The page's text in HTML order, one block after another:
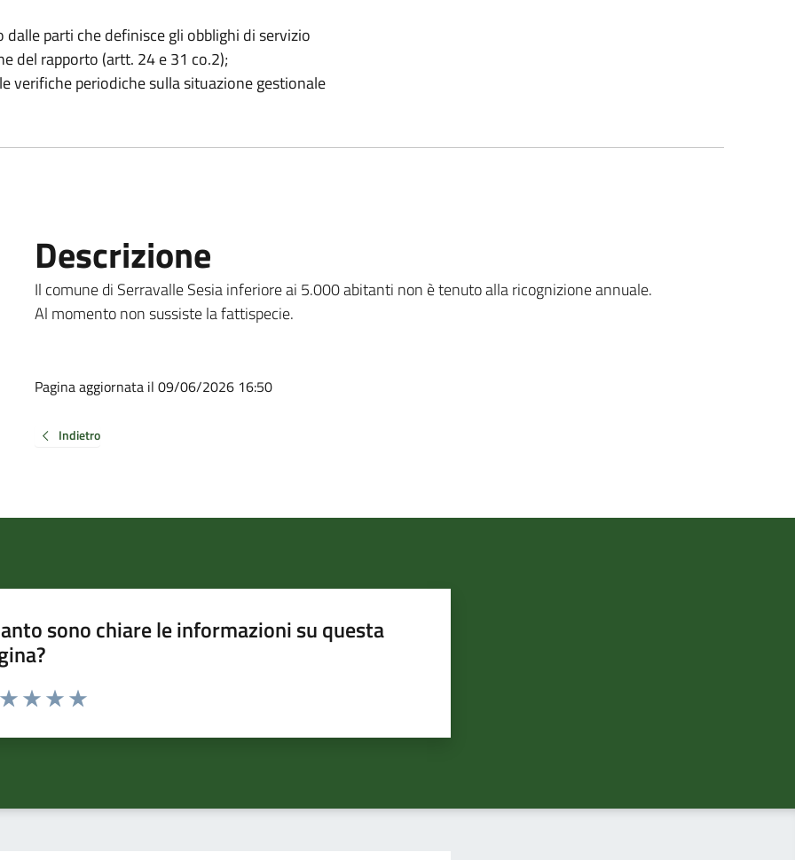
parti che definisce gli obblighi di servizio
del rapporto (artt. 24 e 31 co.2);
verifiche periodiche sulla situazione gestionale
Descrizione
Il comune di Serravalle Sesia inferiore ai 5.000 abitanti non è tenuto alla ricognizione annuale.
Al momento non sussiste la fattispecie.
Pagina aggiornata il 09/06/2026 16:50
Indietro
sono chiare le informazioni su questa
da 1 a 5 stelle la pagina